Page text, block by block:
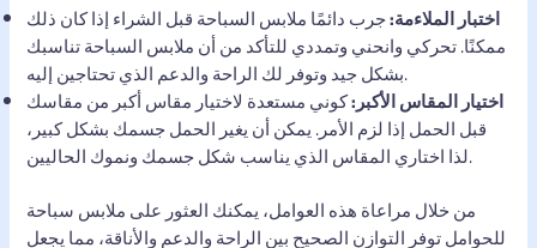
اختبار الملاءمة:جرب دائمًا ملابس السباحة قبل الشراء إذا كان ذلك
ممكنًا. تحركي وانحني وتمددي للتأكد من أن ملابس السباحة تناسبك
بشكل جيد وتوفر لك الراحة والدعم الذي تحتاجين إليه.
اختيار المقاس الأكبر:كوني مستعدة لاختيار مقاس أكبر من مقاسك
قبل الحمل إذا لزم الأمر. يمكن أن يغير الحمل جسمك بشكل كبير،
لذا اختاري المقاس الذي يناسب شكل جسمك ونموك الحاليين.
من خلال مراعاة هذه العوامل، يمكنك العثور على ملابس سباحة
للحوامل توفر التوازن الصحيح بين الراحة والدعم والأناقة، مما يجعل